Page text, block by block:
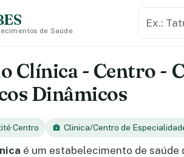
de Saúde
Clínica - Centro -
Dinâmicos
·Centro Clinica/Centro de
é um estabelecimento de saúde